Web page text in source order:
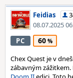
Feidias
08.07.2025
PC 60
Chex Quest je v
zábavným